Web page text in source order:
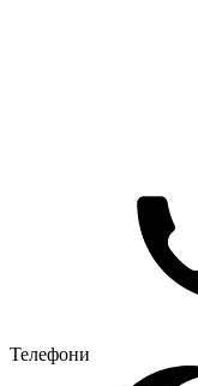
Телефони